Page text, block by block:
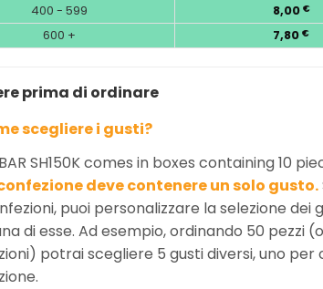
400 - 599 8,00 €
600 + 7,80 €
prima di ordinare
scegliere i gusti?
SH150K comes in boxes containing 10
deve contenere un solo gusto.
puoi personalizzare la selezione dei
di esse. Ad esempio, ordinando 50 pezzi
potrai scegliere 5 gusti diversi, uno per